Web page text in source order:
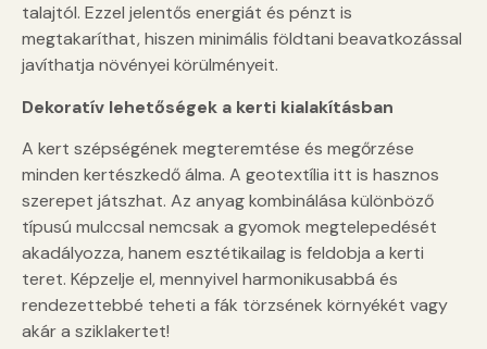
talajtól. Ezzel jelentős energiát és pénzt is
megtakaríthat, hiszen minimális földtani beavatkozással
javíthatja növényei körülményeit.
Dekoratív lehetőségek a kerti kialakításban
A kert szépségének megteremtése és megőrzése
minden kertészkedő álma. A geotextília itt is hasznos
szerepet játszhat. Az anyag kombinálása különböző
típusú mulccsal nemcsak a gyomok megtelepedését
akadályozza, hanem esztétikailag is feldobja a kerti
teret. Képzelje el, mennyivel harmonikusabbá és
rendezettebbé teheti a fák törzsének környékét vagy
akár a sziklakertet!